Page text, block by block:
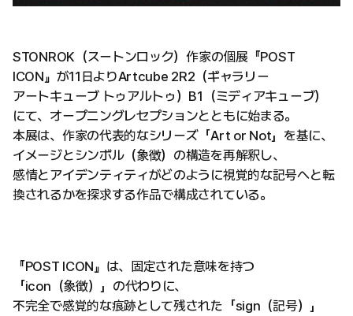
STONROK（スートンロック）作家の個展『POST
ICON』が11日よりArtcube 2R2（ギャラリー
アートキューブ トゥアルトゥ）B1（ミディアキューブ）
にて、オープニングレセプションとともに始まる。
本展は、作家の代表的なシリーズ「Art or Not」を基に、
イメージとシンボル（象徴）の構造を再解釈し、
感情とアイデンティティがどのように視覚的な記号へと転
換されるかを探求する作品で構成されている。
『POST ICON』は、固定された意味を持つ
「icon（象徴）」の代わりに、
不完全で感覚的な痕跡として残された「sign（記号）」